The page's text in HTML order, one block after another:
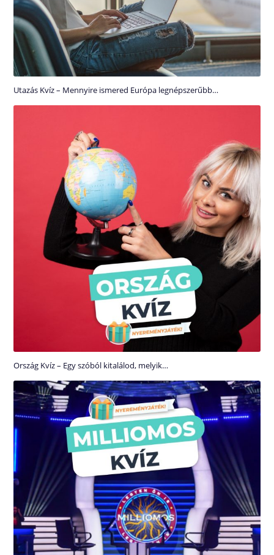
Utazás Kvíz – Mennyire ismered Európa legnépszerűbb…
Ország Kvíz – Egy szóból kitalálod, melyik…